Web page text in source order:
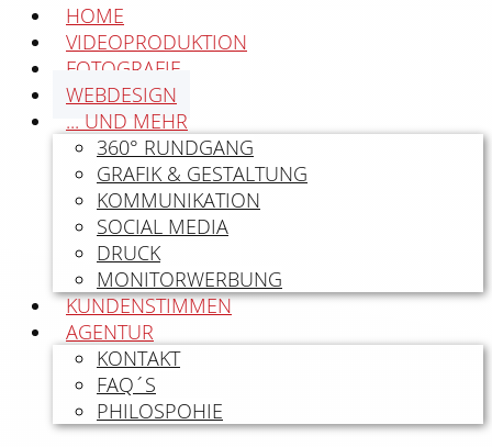
HOME
VIDEOPRODUKTION
FOTOGRAFIE
WEBDESIGN
... UND MEHR
360° RUNDGANG
GRAFIK & GESTALTUNG
KOMMUNIKATION
SOCIAL MEDIA
DRUCK
MONITORWERBUNG
KUNDENSTIMMEN
AGENTUR
KONTAKT
FAQ´S
PHILOSPOHIE